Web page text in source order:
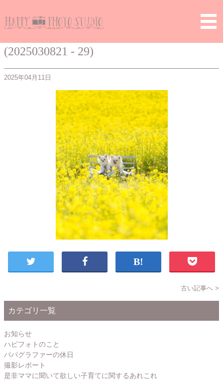
(2025030821 - 29)
2025年04月11日
古い記事へ >
カテゴリ一覧
お知らせ
ハピフォトのこと
パパグラファーの休日
撮影レポート
是非ママに聞いて欲しい子育てに関するあれこれ